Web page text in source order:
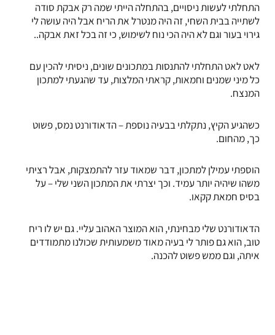
התחלתי לעשות ניסויים, בהתחלה הייתי שמה רק אבקת סודה
לשתייה בבית השחי, זה היה מנטרל את הריח אבל היה עושה לי
גירוי בעור וגם לא היה הכי נוח לשימוש, כי זה בכל זאת אבקה..
לאט לאט התחלתי להתנסות במתכונים שונים, ניסיתי להכין עם
כל מיני שמנים וחמאות, קראתי המלצות, עד שהגעתי למתכון
המנצח.
כשהגיע הקיץ, נתקלתי בבעיה נוספת – הדאודורנט נמס, פשוט
כך, מהחום.
הוספתי עמילן למתכון, דבר שמאוד עזר להתמצקות, אבל רציתי
משהו שיהיה יותר עמיד. וכך יצרתי את המתכון השני שלי – על
בסיס חמאת קקאו.
הדאודורנט שלי מבחינתי, הוא המוצר האהוב עליי. גם יש לו ריח
טוב, הוא גם פותר לי בעיה מאוד משמעותית שכולנו מתמודדים
איתה, וגם ממש פשוט להכנה.